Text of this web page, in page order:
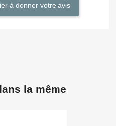
à donner votre avis
la même